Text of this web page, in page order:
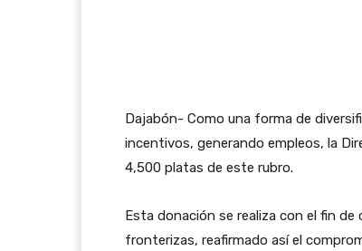
Dajabón- Como una forma de
incentivos, generando empleos, la
4,500 platas de este rubro.
Esta donación se realiza con el fin
fronterizas, reafirmado así el